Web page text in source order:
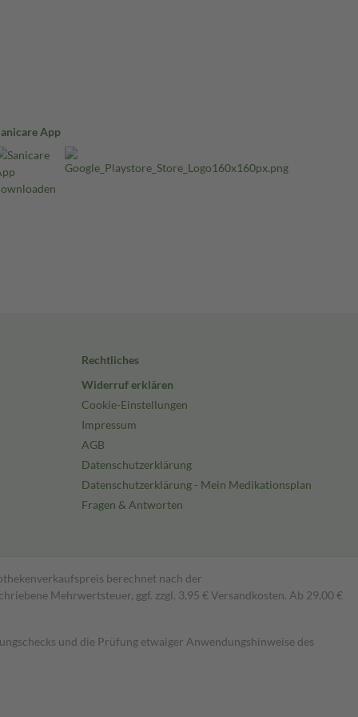
App
Rechtliches
Widerruf erklären
Cookie-Einstellungen
Impressum
AGB
Datenschutzerklärung
Datenschutzerklärung - Mein Medikationsplan
Fragen & Antworten
berechnet nach der
Mehrwertsteuer, ggf. zzgl. 3,95 € Versandkosten. Ab 29,00 €
und die Prüfung etwaiger Anwendungshinweise des